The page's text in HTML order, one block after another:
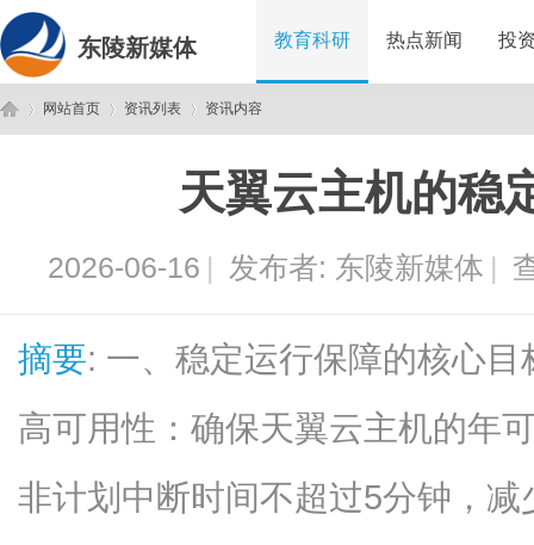
东陵新媒体 教育科研 热点新闻 投
网站首页 资讯列表
›
资讯内容
天翼云主机的稳
2026-06-16 | 发布者: 东陵新媒体 |
摘要: 一、稳定运行保障的核心
高可用性：确保天翼云主机的年
非计划中断时间不超过5分钟，